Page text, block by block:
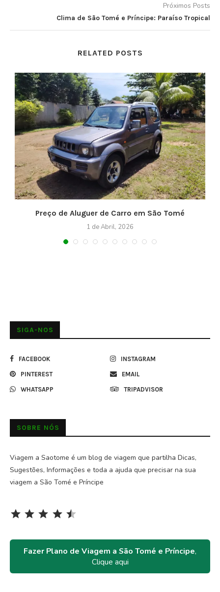
Próximos Posts
Clima de São Tomé e Príncipe: Paraíso Tropical
RELATED POSTS
Preço de Aluguer de Carro em São Tomé
1 de Abril, 2026
SIGA-NOS
FACEBOOK INSTAGRAM
PINTEREST EMAIL
WHATSAPP TRIPADVISOR
SOBRE NÓS
Viagem a Saotome é um blog de viagem que partilha Dicas,
Sugestões, Informações e toda a ajuda que precisar na sua
viagem a São Tomé e Príncipe
⭐⭐⭐ ⭐⭐
Fazer Plano de Viagem a São Tomé e Príncipe,
Clique aqui